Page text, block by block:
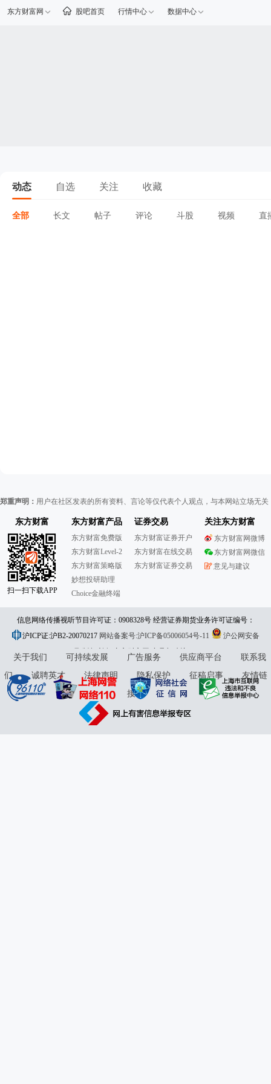
东方财富网 股吧首页 行情中心 数据中心
动态 自选 关注 收藏
全部 长文 帖子 评论 斗股 视频 直
郑重声明： 用户在社区发表的所有资料、言论等仅代表个人观点，与本网站立场无
东方财富
扫一扫下载APP
东方财富产品
东方财富免费版
东方财富Level-2
东方财富策略版
妙想投研助理
Choice金融终端
证券交易
东方财富证券开户
东方财富在线交易
东方财富证券交易
关注东方财富
东方财富网微博
东方财富网微信
意见与建议
信息网络传播视听节目许可证：0908328号 经营证券期货业务许可证编号：
913101046312860336 违法和不良信息举报:021-61278686 举报邮箱：
jubao@eastmoney.com
沪ICP证:沪B2-20070217 网站备案号:沪ICP备05006054号-11
沪公网安备
31010402000120号版权所有:东方财富网意见与建议:4000300059/952500
关于我们 可持续发展 广告服务 供应商平台
联系我
们
诚聘英才 法律声明 隐私保护 征稿启事
友情链
接